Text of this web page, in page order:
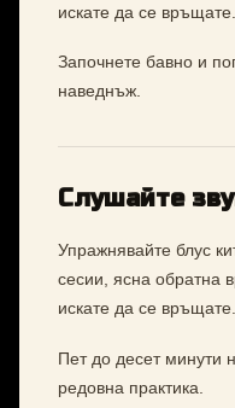
искате да се връщате.
Започнете бавно и
наведнъж.
Слушайте
Упражнявайте блус
сесии, ясна обратна
искате да се връщате.
Пет до десет минути
редовна практика.